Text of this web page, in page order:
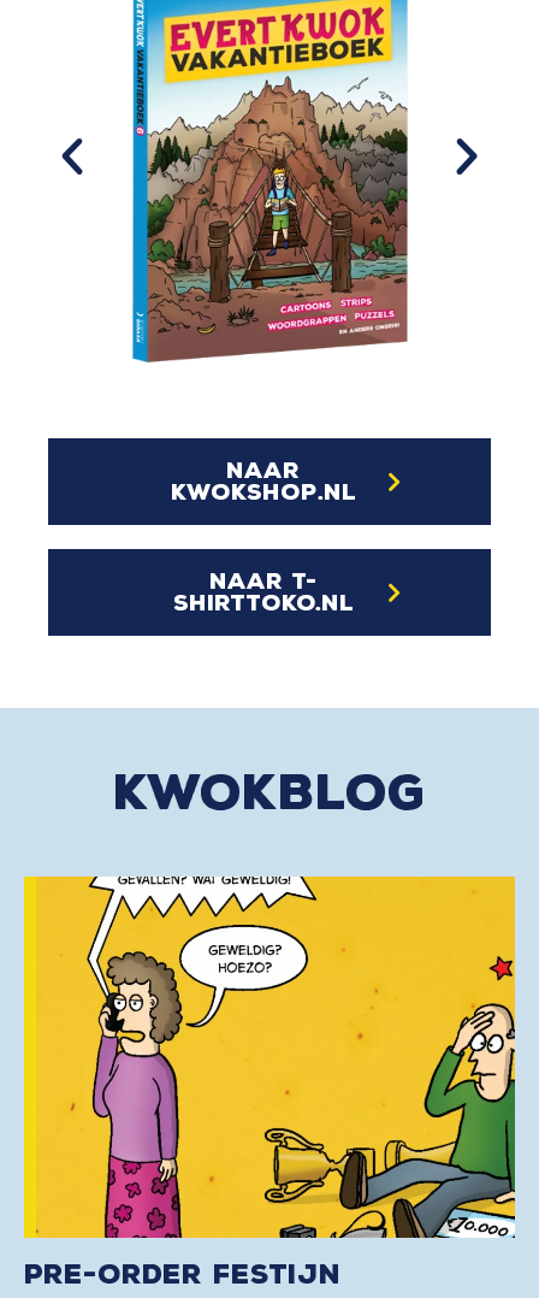
naar
kwokshop.nl
naar t-
shirttoko.nl
kwokblog
Pre-order Festijn